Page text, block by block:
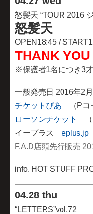
怒髪天 “TOUR 2016
怒髪天
OPEN18:45 /
THANK
※保護者1名につき3
一般発売日 2016年2
チケットぴあ （Pコ
ローソンチケット
（
イープラス eplus.jp
F.A.D店頭先行販売
info. HOT STUFF
04.28 thu
“LETTERS”vol.72